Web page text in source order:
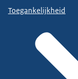
Toegankelijkheid